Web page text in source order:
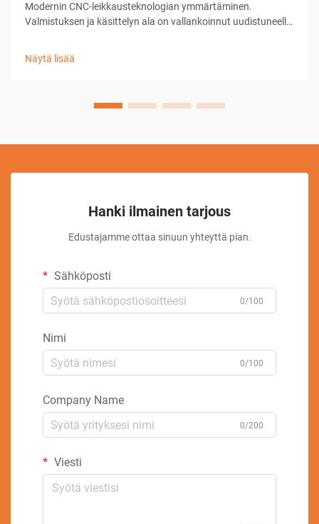
Modernin CNC-leikkausteknologian ymmärtäminen.
Valmistuksen ja käsittelyn ala on vallankoinnut uudistuneella
kehittyneet järjestelmät yhdistävät tietokoneen ...
Näytä lisää
Hanki ilmainen tarjous
Edustajamme ottaa sinuun yhteyttä pian.
Sähköposti
0/100
Nimi
0/100
Company Name
0/200
Viesti